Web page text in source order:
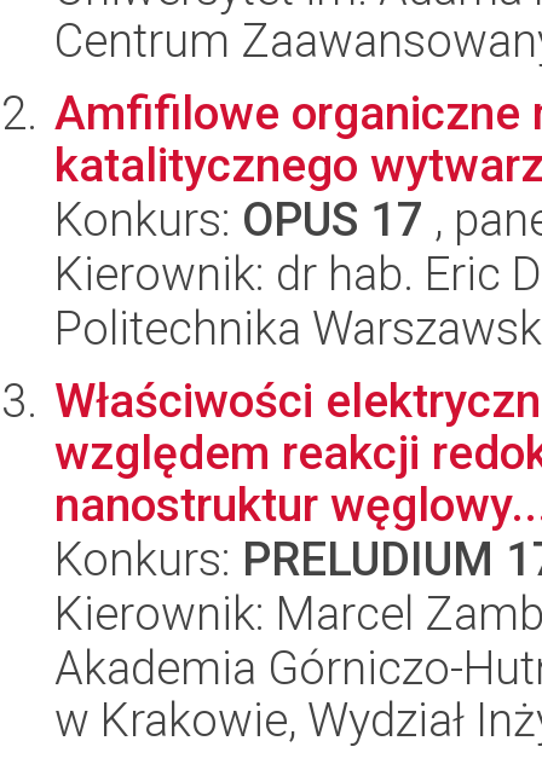
Centrum
Amfifilowe organiczne
katalitycznego
Konkurs: OPUS 17 ,
Kierownik: dr hab. Eric
Politechnika
Właściwości
względem reakcji
nanostruktur
Konkurs: PRELUDIUM
Kierownik: Marcel
Akademia Górniczo-
w Krakowie, Wydział